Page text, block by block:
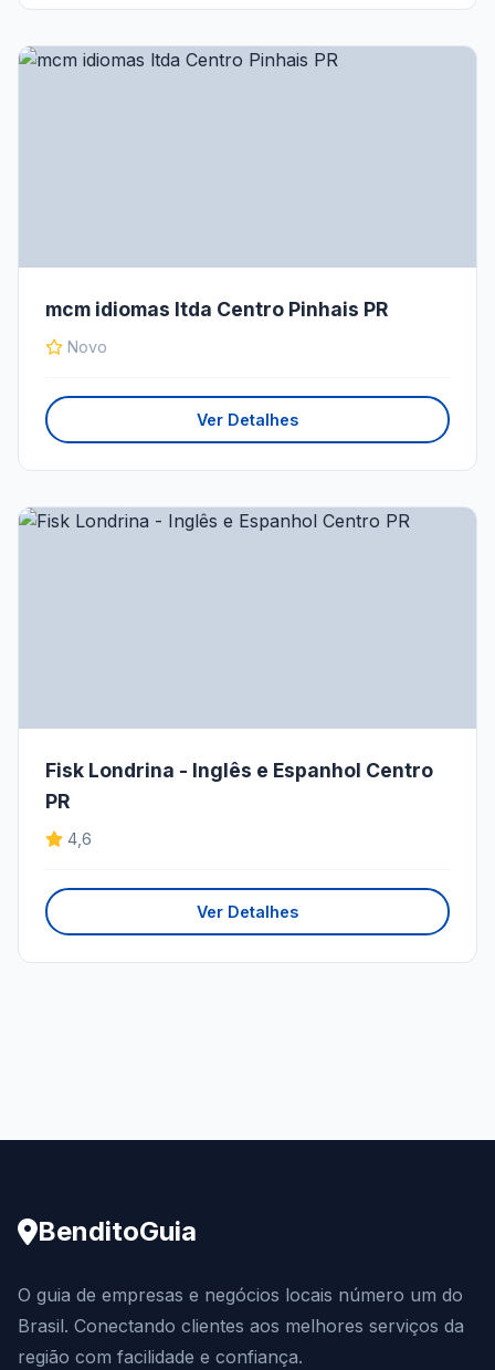
mcm idiomas ltda Centro Pinhais PR
Novo
Ver Detalhes
Fisk Londrina - Inglês e Espanhol Centro
PR
4,6
Ver Detalhes
BenditoGuia
O guia de empresas e negócios locais número um do
Brasil. Conectando clientes aos melhores serviços da
região com facilidade e confiança.